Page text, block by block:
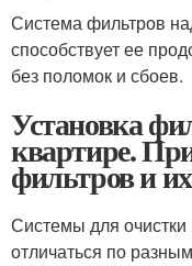
Система фильтров
способствует ее
без поломок и сбоев.
Установка
квартире.
фильтров и
Системы для
отличаться по